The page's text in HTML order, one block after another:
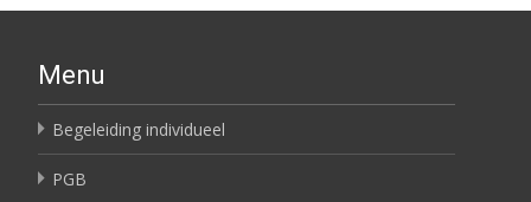
Menu
Begeleiding individueel
PGB